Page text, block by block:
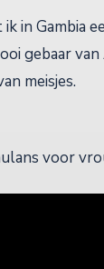
in Gambia
gebaar van
meisjes.
voor